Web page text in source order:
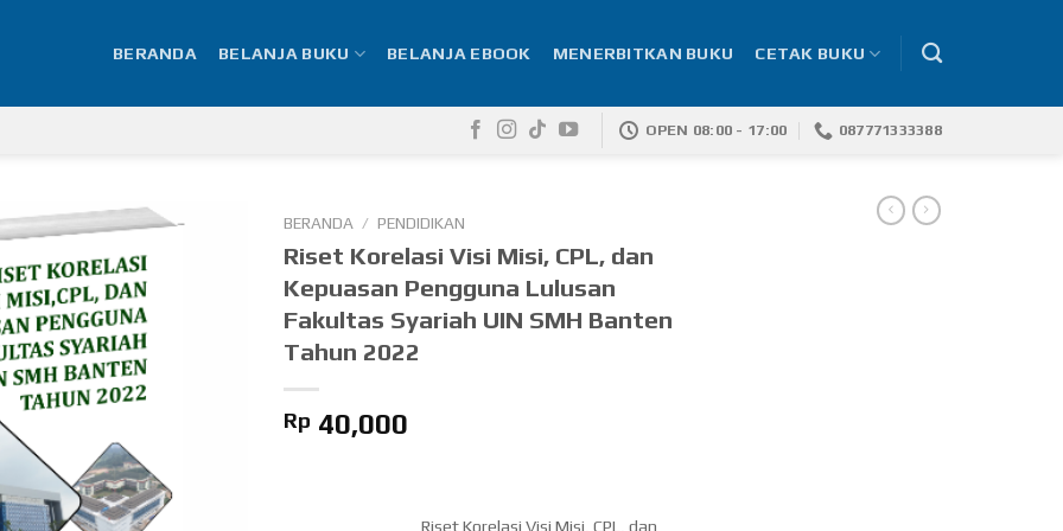
BERANDA BELANJA BUKU BELANJA EBOOK MENERBITKAN BUKU CETAK BUKU
OPEN 08:00 - 17:00 087771333388
BERANDA / PENDIDIKAN
Riset Korelasi Visi Misi, CPL, dan
Kepuasan Pengguna Lulusan
Fakultas Syariah UIN SMH Banten
Tahun 2022
Rp 40,000
Riset Korelasi Visi Misi, CPL, dan